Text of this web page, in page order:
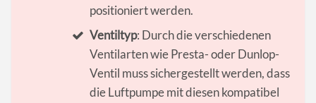
positioniert werden.
Ventiltyp: Durch die verschiedenen
Ventilarten wie Presta- oder Dunlop-
Ventil muss sichergestellt werden, dass
die Luftpumpe mit diesen kompatibel